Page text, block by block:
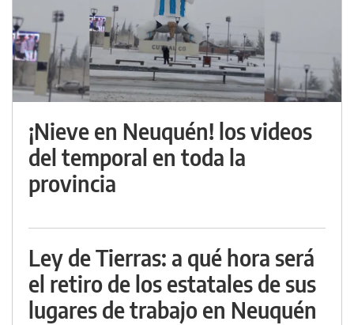
¡Nieve en Neuquén! los videos
del temporal en toda la
provincia
Ley de Tierras: a qué hora será
el retiro de los estatales de sus
lugares de trabajo en Neuquén